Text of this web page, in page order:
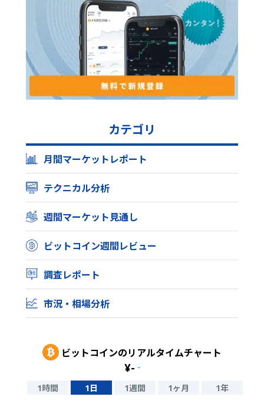
カテゴリ
月間マーケットレポート
テクニカル分析
週間マーケット見通し
ビットコイン週間レビュー
調査レポート
市況・相場分析
ビットコインのリアルタイムチャート
¥- -
1時間 1日 1週間 1ヶ月 1年